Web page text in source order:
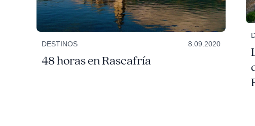
DESTINOS 8.09.2020
48 horas en Rascafría